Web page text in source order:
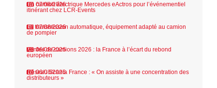
07/08/2026
Un camion électrique Mercedes eActros pour l’événementiel
itinérant chez LCR-Events
07/08/2026
La transmission automatique, équipement adapté au camion
de pompier
06/08/2026
Ventes de camions 2026 : la France à l’écart du rebond
européen
06/08/2026
Réseau Scania France : « On assiste à une concentration des
distributeurs »